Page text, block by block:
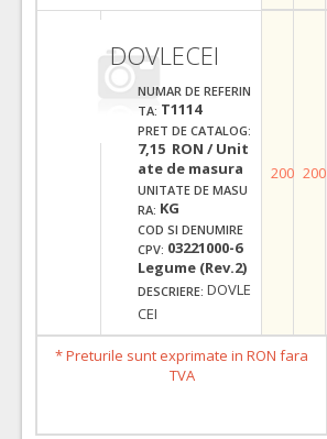
DOVLECEI
NUMAR DE REFERIN
TA: T1114
PRET DE CATALOG:
7,15 RON / Unit
ate de masura
UNITATE DE MASU
RA: KG
COD SI DENUMIRE
CPV: 03221000-6
Legume (Rev.2)
DESCRIERE: DOVLE
CEI
200 200
* Preturile sunt exprimate in RON fara
TVA